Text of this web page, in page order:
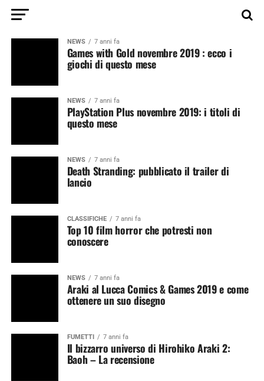
NEWS 7 anni fa
Games with Gold novembre 2019 : ecco i
giochi di questo mese
NEWS 7 anni fa
PlayStation Plus novembre 2019: i titoli di
questo mese
NEWS 7 anni fa
Death Stranding: pubblicato il trailer di
lancio
CLASSIFICHE 7 anni fa
Top 10 film horror che potresti non
conoscere
NEWS 7 anni fa
Araki al Lucca Comics & Games 2019 e come
ottenere un suo disegno
FUMETTI 7 anni fa
Il bizzarro universo di Hirohiko Araki 2:
Baoh – La recensione